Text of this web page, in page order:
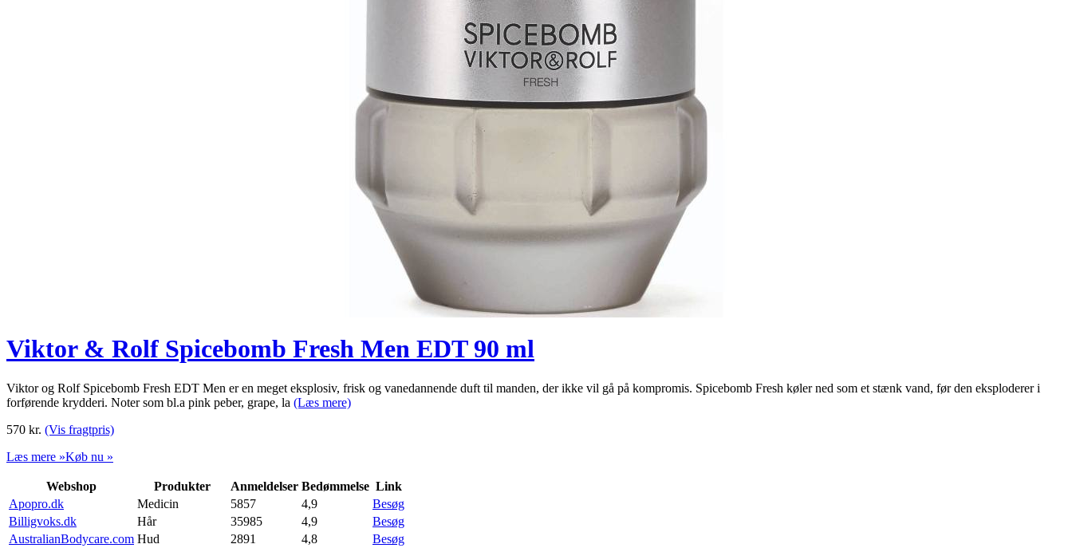
Viktor & Rolf Spicebomb Fresh Men EDT 90 ml
Viktor og Rolf Spicebomb Fresh EDT Men er en meget eksplosiv, frisk og vanedannende duft til manden, der ikke vil gå på kompromis. Spicebomb Fresh køler ned som et stænk vand, før den eksploderer i
forførende krydderi. Noter som bl.a pink peber, grape, la (Læs mere)
570 kr. (Vis fragtpris)
Læs mere »Køb nu »
Webshop Produkter Anmeldelser Bedømmelse Link
Apopro.dk
Medicin 5857 4,9
Besøg
Billigvoks.dk
Hår 35985 4,9
Besøg
AustralianBodycare.com Hud 2891 4,8
Besøg